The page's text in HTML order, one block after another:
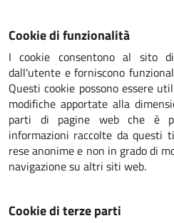
Cookie di funzionalità
I cookie consentono al sito
dall'utente e forniscono
Questi cookie possono essere
modifiche apportate alla
parti di pagine web che è
informazioni raccolte da questi
rese anonime e non in grado di
navigazione su altri siti web.
Cookie di terze parti